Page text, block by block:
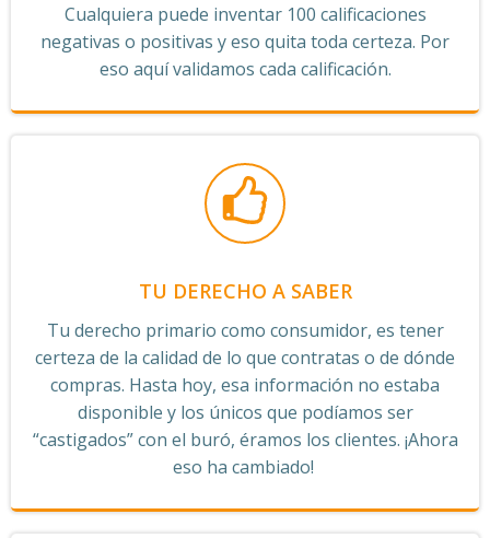
Cualquiera puede inventar 100 calificaciones
negativas o positivas y eso quita toda certeza. Por
eso aquí validamos cada calificación.
TU DERECHO A SABER
Tu derecho primario como consumidor, es tener
certeza de la calidad de lo que contratas o de dónde
compras. Hasta hoy, esa información no estaba
disponible y los únicos que podíamos ser
“castigados” con el buró, éramos los clientes. ¡Ahora
eso ha cambiado!